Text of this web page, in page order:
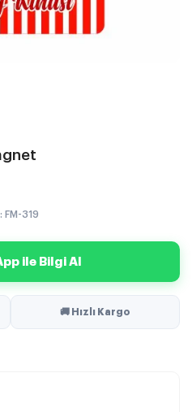
FM-319
ile Bilgi Al
🚚 Hızlı Kargo